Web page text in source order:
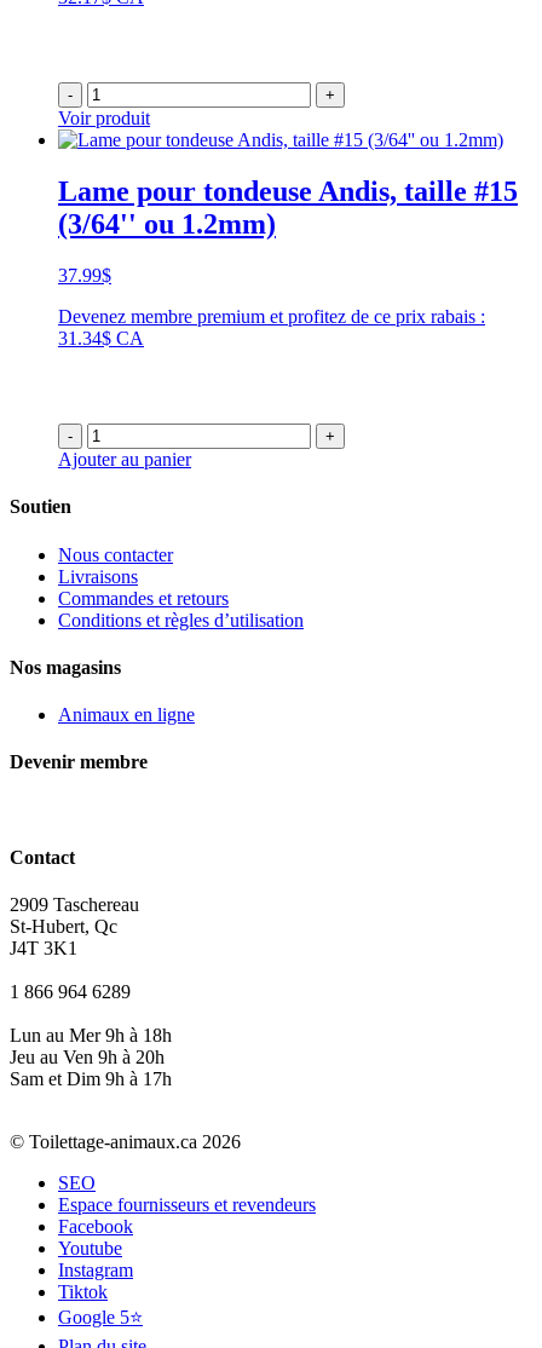
- +
Voir produit
Lame pour tondeuse Andis, taille #15
(3/64'' ou 1.2mm)
37.99$
Devenez membre premium et profitez de ce prix rabais :
31.34$ CA
- +
Ajouter au panier
Soutien
Nous contacter
Livraisons
Commandes et retours
Conditions et règles d’utilisation
Nos magasins
Animaux en ligne
Devenir membre
Contact
2909 Taschereau
St-Hubert, Qc
J4T 3K1
1 866 964 6289
Lun au Mer 9h à 18h
Jeu au Ven 9h à 20h
Sam et Dim 9h à 17h
© Toilettage-animaux.ca 2026
SEO
Espace fournisseurs et revendeurs
Facebook
Youtube
Instagram
Tiktok
Google 5⭐